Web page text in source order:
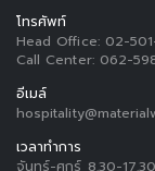
โทรศัพท์
Head Office: 02-
Call Center: 062-
อีเมล์
เวลาทำการ
จันทร์-ศุกร์ 8.30-